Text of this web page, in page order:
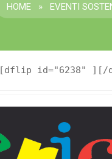
HOME » EVENTI
[dflip id="6238"